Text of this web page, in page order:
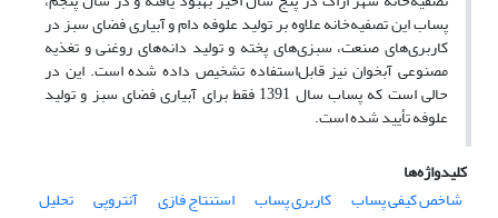
پساب این تصفیه‌خانه علاوه بر تولید علوفه دام و آبیاری فضای سبز در
کاربری‌های صنعت، سبزی‌های پخته و تولید دانه‌های روغنی و تغذیه
مصنوعی آبخوان نیز قابل‌استفاده تشخیص داده شده است. این در
حالی است که پساب سال 1391 فقط برای آبیاری فضای سبز و تولید
علوفه تأیید شده است.
کلیدواژه‌ها
شاخص کیفی پساب
کاربری پساب استنتاج فازی آنتروپی تحلیل